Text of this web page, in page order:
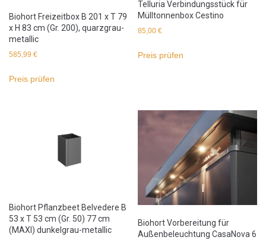
Biohort Freizeitbox B 201 x T 79
x H 83 cm (Gr. 200), quarzgrau-
metallic
585,99 €
Preis prüfen
Telluria Verbindungsstück für
Mülltonnenbox Cestino
85,00€
Preis prüfen
Biohort Pflanzbeet Belvedere B
53 x T 53 cm (Gr. 50) 77 cm
(MAXI) dunkelgrau-metallic
Biohort Vorbereitung für
Außenbeleuchtung CasaNova 6